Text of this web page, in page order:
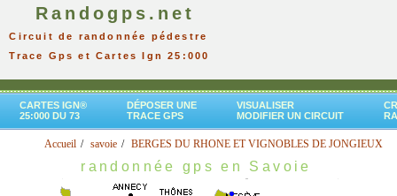
Randogps.net
Circuit de randonnée pédestre
Trace Gps et Cartes Ign 25:000
CARTES IGN®
25:000 DU 73
DÉPOSER UNE
TRACE GPS
VISUALISER
MODIFIER UN CIRCUIT
Accueil savoie BERGES DU RHONE ET VIGNOBLES DE JONGIEUX
randonnée gps en Savoie